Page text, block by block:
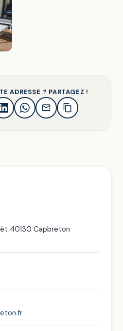
ADRESSE ? PARTAGEZ !
40130 Capbreton